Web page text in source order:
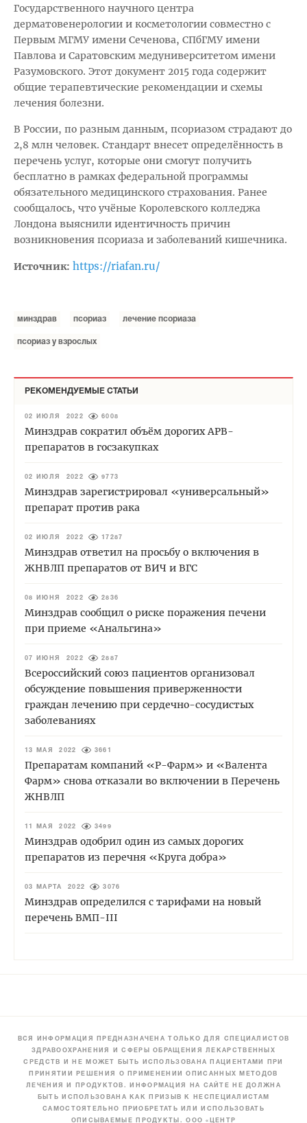
Государственного научного центра
дерматовенерологии и косметологии совместно с
Первым МГМУ имени Сеченова, СПбГМУ имени
Павлова и Саратовским медуниверситетом имени
Разумовского. Этот документ 2015 года содержит
общие терапевтические рекомендации и схемы
лечения болезни.
В России, по разным данным, псориазом страдают до
2,8 млн человек. Стандарт внесет определённость в
перечень услуг, которые они смогут получить
бесплатно в рамках федеральной программы
обязательного медицинского страхования. Ранее
сообщалось, что учёные Королевского колледжа
Лондона выяснили идентичность причин
возникновения псориаза и заболеваний кишечника.
Источник: https://riafan.ru/
минздрав псориаз лечение псориаза
псориаз у взрослых
РЕКОМЕНДУЕМЫЕ СТАТЬИ
02 ИЮЛЯ 2022 6008
Минздрав сократил объём дорогих АРВ-
препаратов в госзакупках
02 ИЮЛЯ 2022 9773
Минздрав зарегистрировал «универсальный»
препарат против рака
02 ИЮЛЯ 2022 17287
Минздрав ответил на просьбу о включения в
ЖНВЛП препаратов от ВИЧ и ВГС
08 ИЮНЯ 2022 2836
Минздрав сообщил о риске поражения печени
при приеме «Анальгина»
07 ИЮНЯ 2022 2887
Всероссийский союз пациентов организовал
обсуждение повышения приверженности
граждан лечению при сердечно-сосудистых
заболеваниях
13 МАЯ 2022 3661
Препаратам компаний «Р-Фарм» и «Валента
Фарм» снова отказали во включении в Перечень
ЖНВЛП
11 МАЯ 2022 3499
Минздрав одобрил один из самых дорогих
препаратов из перечня «Круга добра»
03 МАРТА 2022 3076
Минздрав определился с тарифами на новый
перечень ВМП-III
ВСЯ ИНФОРМАЦИЯ ПРЕДНАЗНАЧЕНА ТОЛЬКО ДЛЯ СПЕЦИАЛИСТОВ
ЗДРАВООХРАНЕНИЯ И СФЕРЫ ОБРАЩЕНИЯ ЛЕКАРСТВЕННЫХ
СРЕДСТВ И НЕ МОЖЕТ БЫТЬ ИСПОЛЬЗОВАНА ПАЦИЕНТАМИ ПРИ
ПРИНЯТИИ РЕШЕНИЯ О ПРИМЕНЕНИИ ОПИСАННЫХ МЕТОДОВ
ЛЕЧЕНИЯ И ПРОДУКТОВ. ИНФОРМАЦИЯ НА САЙТЕ НЕ ДОЛЖНА
БЫТЬ ИСПОЛЬЗОВАНА КАК ПРИЗЫВ К НЕСПЕЦИАЛИСТАМ
САМОСТОЯТЕЛЬНО ПРИОБРЕТАТЬ ИЛИ ИСПОЛЬЗОВАТЬ
ОПИСЫВАЕМЫЕ ПРОДУКТЫ. ООО «ЦЕНТР